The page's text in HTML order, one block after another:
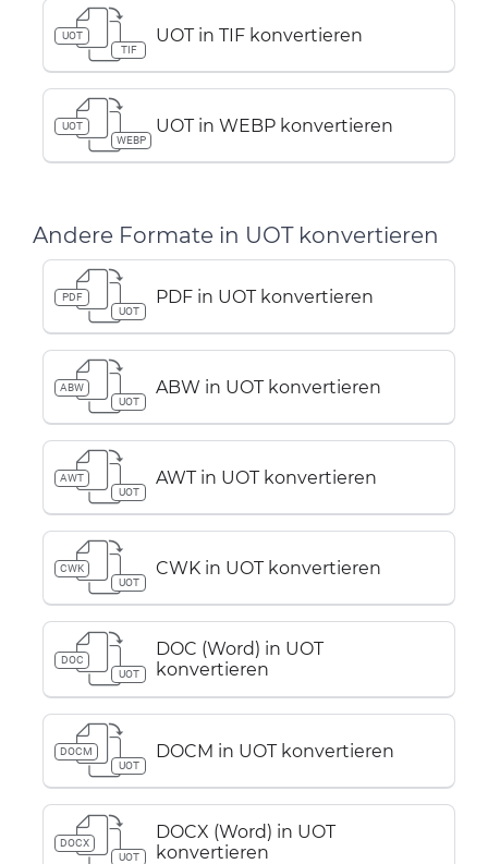
UOT
TIF
UOT in TIF konvertieren
UOT
WEBP
UOT in WEBP konvertieren
Andere Formate in UOT konvertieren
PDF
UOT
PDF in UOT konvertieren
ABW
UOT
ABW in UOT konvertieren
AWT
UOT
AWT in UOT konvertieren
CWK
UOT
CWK in UOT konvertieren
DOC
UOT
DOC (Word) in UOT
konvertieren
DOCM
UOT
DOCM in UOT konvertieren
DOCX
UOT
DOCX (Word) in UOT
konvertieren